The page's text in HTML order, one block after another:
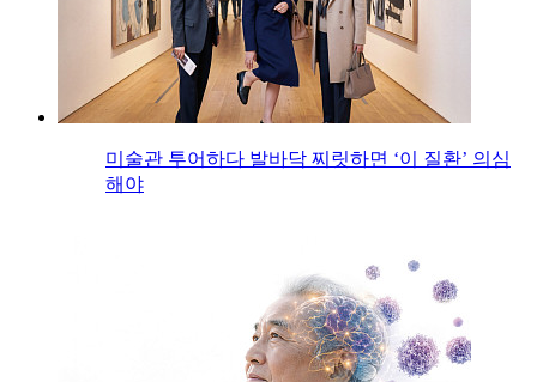
미술관 투어하다 발바닥 찌릿하면 ‘이 질환’ 의심
해야